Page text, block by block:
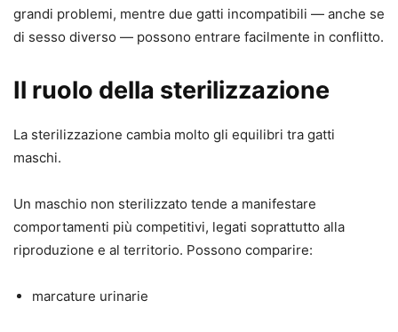
grandi problemi, mentre due gatti incompatibili — anche se
di sesso diverso — possono entrare facilmente in conflitto.
Il ruolo della sterilizzazione
La sterilizzazione cambia molto gli equilibri tra gatti
maschi.
Un maschio non sterilizzato tende a manifestare
comportamenti più competitivi, legati soprattutto alla
riproduzione e al territorio. Possono comparire:
marcature urinarie